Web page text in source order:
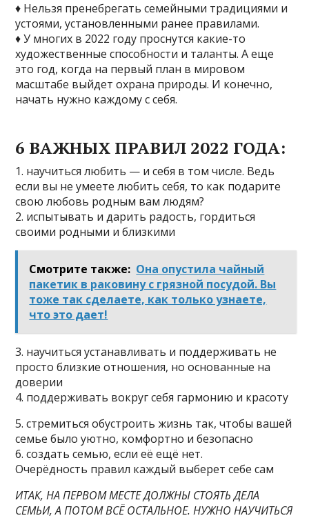
♦ Нельзя пренебрегать семейными традициями и
устоями, установленными ранее правилами.
♦ У многих в 2022 году проснутся какие-то
художественные способности и таланты. А еще
это год, когда на первый план в мировом
масштабе выйдет охрана природы. И конечно,
начать нужно каждому с себя.
6 ВАЖНЫХ ПРАВИЛ 2022 ГОДА:
1. научиться любить — и себя в том числе. Ведь
если вы не умеете любить себя, то как подарите
свою любовь родным вам людям?
2. испытывать и дарить радость, гордиться
своими родными и близкими
Смотрите также: Она опустила чайный
пакетик в раковину с грязной посудой. Вы
тоже так сделаете, как только узнаете,
что это дает!
3. научиться устанавливать и поддерживать не
просто близкие отношения, но основанные на
доверии
4. поддерживать вокруг себя гармонию и красоту
5. стремиться обустроить жизнь так, чтобы вашей
семье было уютно, комфортно и безопасно
6. создать семью, если её ещё нет.
Очерёдность правил каждый выберет себе сам
ИТАК, НА ПЕРВОМ МЕСТЕ ДОЛЖНЫ СТОЯТЬ ДЕЛА
СЕМЬИ, А ПОТОМ ВСЁ ОСТАЛЬНОЕ. НУЖНО НАУЧИТЬСЯ